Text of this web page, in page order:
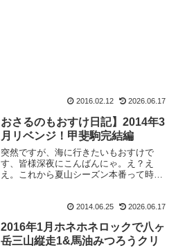
2016.02.12 2026.06.17
おさるのもおすけ日記】2014年3
月リベンジ！甲斐駒完結編
突然ですが、海に行きたいもおすけで
す、皆様深夜にこんばんにゃ。え？え
え。これから夏山シーズン本番って時で
んお思いでしょ？そうなんです。だって
もともと女人禁制が多かった...
2014.06.25 2026.06.17
2016年1月ホネホネロックで八ヶ
岳三山縦走1&馬油みつろうクリ